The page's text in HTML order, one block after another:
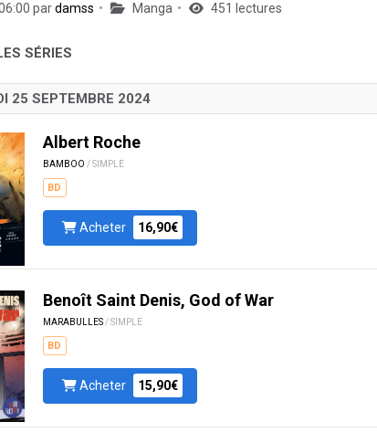
pardamss Manga 451 lectures
SÉRIES
25 SEPTEMBRE 2024
Albert Roche
BAMBOO / SIMPLE
BD
Acheter 16,90€
Benoît Saint Denis, God of War
MARABULLES / SIMPLE
BD
Acheter 15,90€